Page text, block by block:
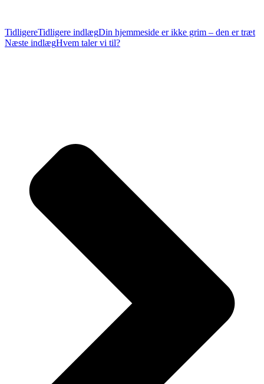
TidligereTidligere indlægDin hjemmeside er ikke grim – den er træt
Næste indlægHvem taler vi til?